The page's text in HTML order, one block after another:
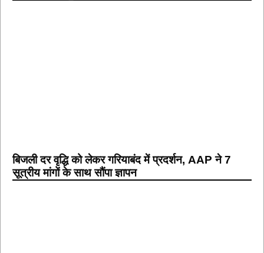
बिजली दर वृद्धि को लेकर गरियाबंद में प्रदर्शन, AAP ने 7
सूत्रीय मांगों के साथ सौंपा ज्ञापन